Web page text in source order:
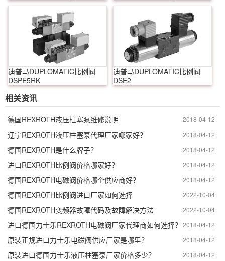
迪普马DUPLOMATIC比例阀
DSPE5RK
迪普马DUPLOMATIC比例阀
DSE2
相关资讯
2018-04-12
德国REXROTH液压柱塞泵维修说明
2018-04-12
辽宁REXROTH液压柱塞泵代理厂家哪家好？
2018-04-12
德国REXROTH是什么牌子？
2018-04-12
进口REXROTH比例阀价格哪家好？
2018-04-12
德国REXROTH电磁阀价格哪个供应商好？
2022-10-04
德国REXROTH比例阀进口厂家如何选择
2022-10-04
德国REXROTH变频器故障代码及故障解决方法
2018-04-12
进口德国力士乐REXROTH电磁阀厂家代理商如何选择？
2018-04-12
原装正规进口力士乐电磁阀供应厂家是哪里？
2018-04-12
原装进口德国力士乐液压柱塞泵厂家价格多少？